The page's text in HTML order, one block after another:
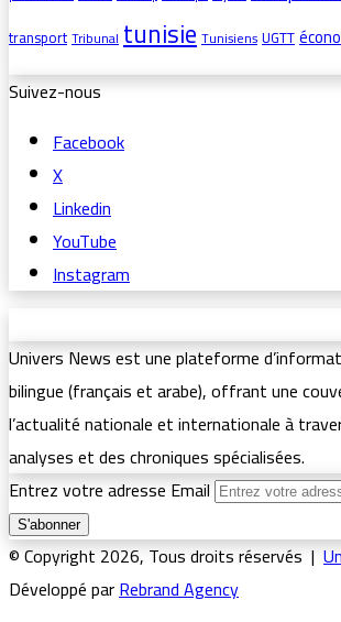
transportTribunaltunisieTunisiensUGTT
Suivez-nous
Facebook
X
Linkedin
YouTube
Instagram
Univers News est une plateforme
bilingue (français et arabe), offrant une
l’actualité nationale et internationale à
analyses et des chroniques spécialisées.
Entrez votre adresse Email
© Copyright 2026, Tous droits réservés |
Développé parRebrand Agency